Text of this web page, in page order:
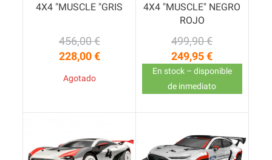
4X4 "MUSCLE "GRIS
Precio base
456,00 €
Precio
228,00 €
Agotado
4X4 "MUSCLE" NEGRO
ROJO
Precio base
499,90 €
Precio
249,95 €
En stock – disponible
de inmediato